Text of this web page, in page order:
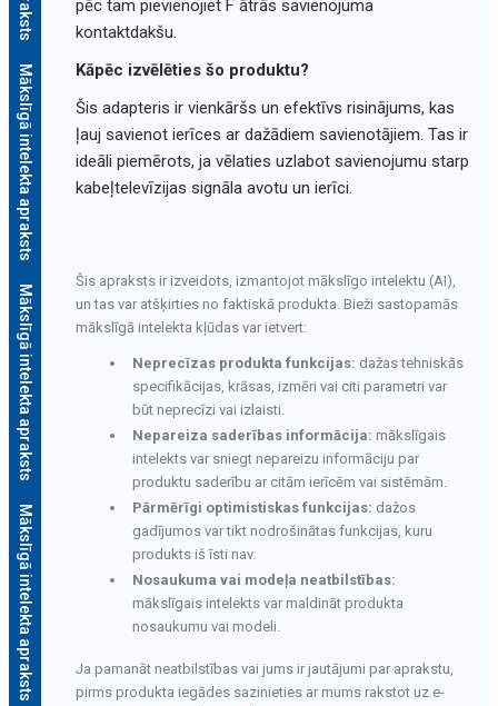
Mākslīgā intelekta apraksts
Mākslīgā intelekta apraksts
Mākslīgā intelekta apraksts
pēc tam pievienojiet F ātrās savienojuma
kontaktdakšu.
Kāpēc izvēlēties šo produktu?
Šis adapteris ir vienkāršs un efektīvs risinājums, kas
ļauj savienot ierīces ar dažādiem savienotājiem. Tas ir
ideāli piemērots, ja vēlaties uzlabot savienojumu starp
kabeļtelevīzijas signāla avotu un ierīci.
Šis apraksts ir izveidots, izmantojot mākslīgo intelektu (AI),
un tas var atšķirties no faktiskā produkta. Bieži sastopamās
mākslīgā intelekta kļūdas var ietvert:
Neprecīzas produkta funkcijas: dažas tehniskās
specifikācijas, krāsas, izmēri vai citi parametri var
būt neprecīzi vai izlaisti.
Nepareiza saderības informācija: mākslīgais
intelekts var sniegt nepareizu informāciju par
produktu saderību ar citām ierīcēm vai sistēmām.
Pārmērīgi optimistiskas funkcijas: dažos
gadījumos var tikt nodrošinātas funkcijas, kuru
produkts iš īsti nav.
Nosaukuma vai modeļa neatbilstības:
mākslīgais intelekts var maldināt produkta
nosaukumu vai modeli.
Ja pamanāt neatbilstības vai jums ir jautājumi par aprakstu,
pirms produkta iegādes sazinieties ar mums rakstot uz e-